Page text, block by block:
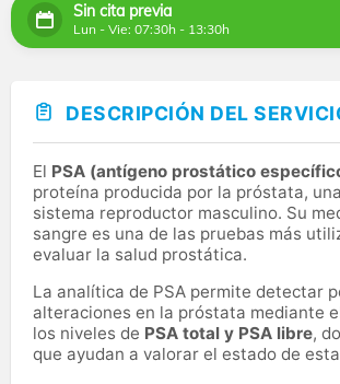
Sin cita previa
Lun - Vie: 07:30h - 13:30h
DESCRIPCIÓN DEL
El PSA (antígeno prostático
proteína producida por la próstata,
sistema reproductor masculino. Su
sangre es una de las pruebas más
evaluar la salud prostática.
La analítica de PSA permite detectar
alteraciones en la próstata mediante
los niveles de PSA total y PSA libre,
que ayudan a valorar el estado de